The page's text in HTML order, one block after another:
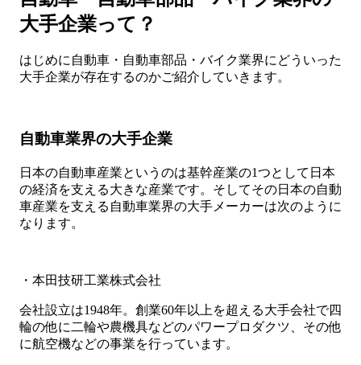
大手企業って？
はじめに自動車・自動車部品・バイク業界にどういった
大手企業が存在するのかご紹介していきます。
自動車業界の大手企業
日本の自動車産業というのは基幹産業の1つとして日本
の経済を支える大きな産業です。そしてその日本の自動
車産業を支える自動車業界の大手メーカーは次のように
なります。
・本田技研工業株式会社
会社設立は1948年。創業60年以上を超える大手会社で四
輪の他に二輪や農機具などのパワープロダクツ、その他
に航空機などの事業を行っています。